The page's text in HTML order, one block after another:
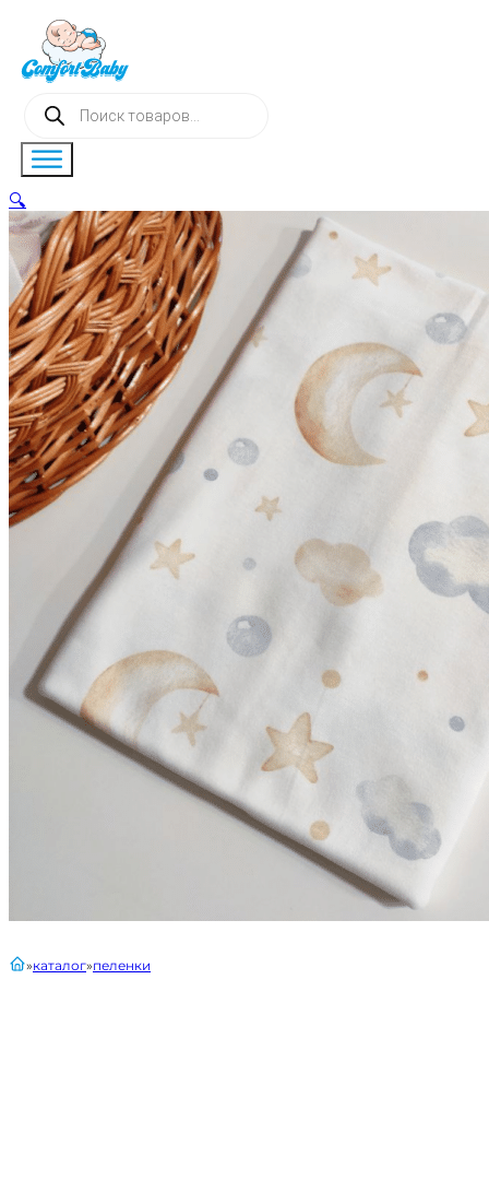
Поиск
товаров
главнаякаталог пеленки
🔍